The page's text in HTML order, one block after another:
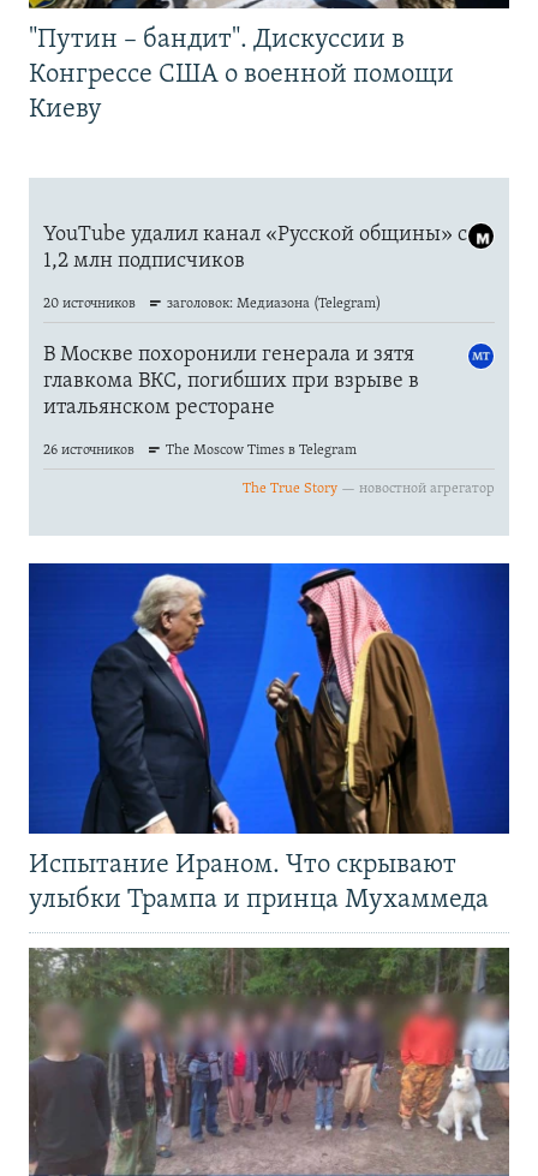
"Путин – бандит". Дискуссии в
Конгрессе США о военной помощи
Киеву
Испытание Ираном. Что скрывают
улыбки Трампа и принца Мухаммеда